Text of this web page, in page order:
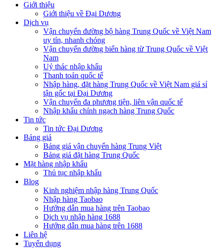
Giới thiệu
Giới thiệu về Đại Dương
Dịch vụ
Vận chuyển đường bộ hàng Trung Quốc về Việt Nam
uy tín, nhanh chóng
Vận chuyển đường biển hàng từ Trung Quốc về Việt
Nam
Uỷ thác nhập khẩu
Thanh toán quốc tế
Nhập hàng, đặt hàng Trung Quốc về Việt Nam giá sỉ
tận gốc tại Đại Dương
Vận chuyển đa phương tiện, liên vận quốc tế
Nhập khẩu chính ngạch hàng Trung Quốc
Tin tức
Tin tức Đại Dương
Bảng giá
Bảng giá vận chuyển hàng Trung Việt
Bảng giá đặt hàng Trung Quốc
Mặt hàng nhập khẩu
Thủ tục nhập khẩu
Blog
Kinh nghiệm nhập hàng Trung Quốc
Nhập hàng Taobao
Hướng dẫn mua hàng trên Taobao
Dịch vụ nhập hàng 1688
Hướng dẫn mua hàng trên 1688
Liên hệ
Tuyển dụng